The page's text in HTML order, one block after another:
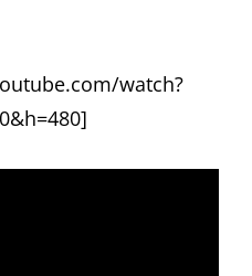
watch?